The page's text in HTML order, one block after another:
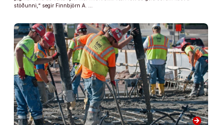
stöðunni,“ segir Finnbjörn A. …
arrow_forward